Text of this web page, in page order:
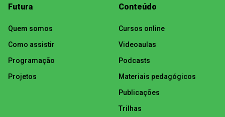
Futura
Quem somos
Como assistir
Programação
Projetos
Conteúdo
Cursos online
Videoaulas
Podcasts
Materiais pedagógicos
Publicações
Trilhas